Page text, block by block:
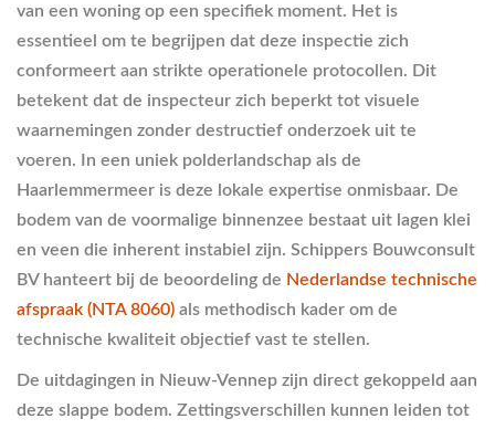
van een woning op een specifiek moment. Het is
essentieel om te begrijpen dat deze inspectie zich
conformeert aan strikte operationele protocollen. Dit
betekent dat de inspecteur zich beperkt tot visuele
waarnemingen zonder destructief onderzoek uit te
voeren. In een uniek polderlandschap als de
Haarlemmermeer is deze lokale expertise onmisbaar. De
bodem van de voormalige binnenzee bestaat uit lagen klei
en veen die inherent instabiel zijn. Schippers Bouwconsult
BV hanteert bij de beoordeling de Nederlandse technische
afspraak (NTA 8060) als methodisch kader om de
technische kwaliteit objectief vast te stellen.
De uitdagingen in Nieuw-Vennep zijn direct gekoppeld aan
deze slappe bodem. Zettingsverschillen kunnen leiden tot